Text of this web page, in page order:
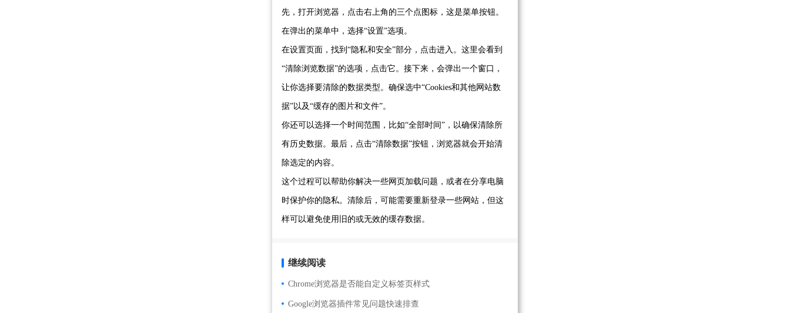
先，打开浏览器，点击右上角的三个点图标，这是菜单按钮。
在弹出的菜单中，选择“设置”选项。
在设置页面，找到“隐私和安全”部分，点击进入。这里会看到
“清除浏览数据”的选项，点击它。接下来，会弹出一个窗口，
让你选择要清除的数据类型。确保选中“Cookies和其他网站数
据”以及“缓存的图片和文件”。
你还可以选择一个时间范围，比如“全部时间”，以确保清除所
有历史数据。最后，点击“清除数据”按钮，浏览器就会开始清
除选定的内容。
这个过程可以帮助你解决一些网页加载问题，或者在分享电脑
时保护你的隐私。清除后，可能需要重新登录一些网站，但这
样可以避免使用旧的或无效的缓存数据。
继续阅读
Chrome浏览器是否能自定义标签页样式
Google浏览器插件常见问题快速排查